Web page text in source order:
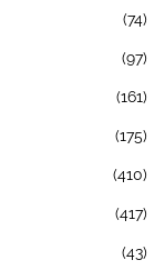
(74)
(97)
(161)
(175)
(410)
(417)
(43)